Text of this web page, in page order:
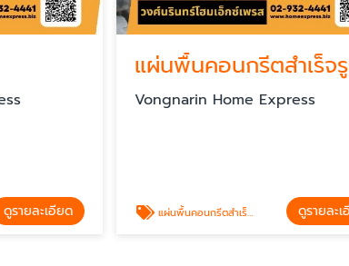
ยละเอียด
แผ่นพื้นคอนกรีตสำเร็จรูป ลาดพร้าว
Vongnarin Home Express
แผ่นพื้นคอนกรีตสำเร็จรูป ลาดพร้าว ดูรายละเอียด